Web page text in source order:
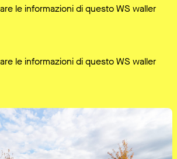
le informazioni di questo WS waller
le informazioni di questo WS waller